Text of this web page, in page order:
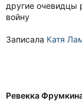
другие очевидцы
войну
Записала Катя
Ревекка